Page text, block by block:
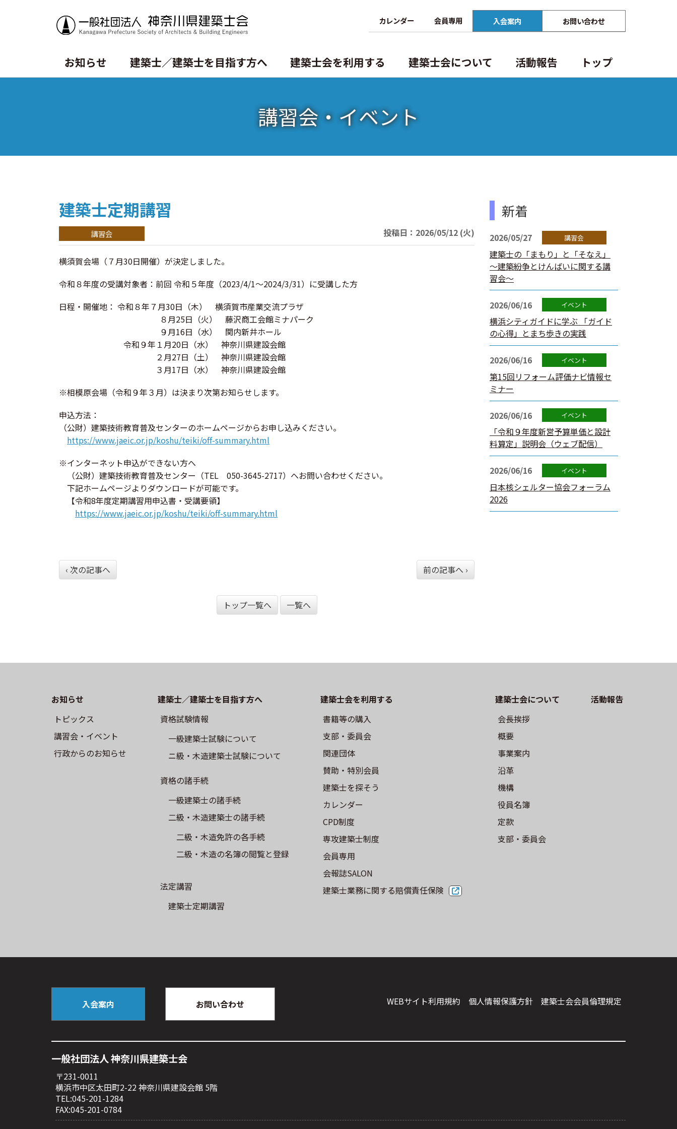
カレンダー 会員専用 入会案内 お問い合わせ
お知らせ 建築士／建築士を目指す方へ
一級建築士の諸手続
建築士会を利用する
建築士を探そう
建築⼠会について
機構
活動報告 トップ
講習会・イベント
建築士定期講習
投稿日：2026/05/12 (火)
横須賀会場（７月30日開催）が決定しました。
令和８年度の受講対象者：前回 令和５年度（2023/4/1～2024/3/31）に受講した方
日程・開催地： 令和８年７月30日（木） 横須賀市産業交流プラザ
８月25日（火） 藤沢商工会館ミナパーク
９月16日（水） 関内新井ホール
令和９年１月20日（水） 神奈川県建設会館
２月27日（土） 神奈川県建設会館
３月17日（水） 神奈川県建設会館
※相模原会場（令和９年３月）は決まり次第お知らせします。
申込方法：
（公財）建築技術教育普及センターのホームページからお申し込みください。
https://www.jaeic.or.jp/koshu/teiki/off-summary.html
※インターネット申込ができない方へ
（公財）建築技術教育普及センター（TEL 050-3645-2717）へお問い合わせください。
下記ホームページよりダウンロードが可能です。
【令和8年度定期講習用申込書・受講要領】
https://www.jaeic.or.jp/koshu/teiki/off-summary.html
‹ 次の記事へ 前の記事へ ›
トップ一覧へ 一覧へ
新着
2026/05/27
建築士の「まもり」と「そなえ」
～建築紛争とけんばいに関する講
習会～
2026/06/16
横浜シティガイドに学ぶ 「ガイド
の心得」とまち歩きの実践
2026/06/16
第15回リフォーム評価ナビ情報セ
ミナー
2026/06/16
「令和９年度新営予算単価と設計
料算定」説明会（ウェブ配信）
2026/06/16
日本核シェルター協会フォーラム
2026
お知らせ
トピックス
講習会・イベント
⾏政からのお知らせ
建築士／建築士を目指す方へ
資格試験情報
⼀級建築⼠試験について
ニ級・⽊造建築⼠試験について
資格の諸手続
一級建築士の諸手続
二級・木造建築士の諸手続
二級・木造免許の各手続
二級・木造の名簿の閲覧と登録
法定講習
建築士定期講習
建築士会を利用する
書籍等の購⼊
⽀部・委員会
関連団体
賛助・特別会員
建築士を探そう
カレンダー
CPD制度
専攻建築士制度
会員専用
会報誌SALON
建築士業務に関する賠償責任保険
建築⼠会について
会長挨拶
概要
事業案内
沿革
機構
役員名簿
定款
⽀部・委員会
活動報告
入会案内 お問い合わせ WEBサイト利⽤規約 個人情報保護方針 建築⼠会会員倫理規定
⼀般社団法⼈ 神奈川県建築⼠会
〒231-0011
横浜市中区太⽥町2-22 神奈川県建設会館 5階
TEL:045-201-1284
FAX:045-201-0784